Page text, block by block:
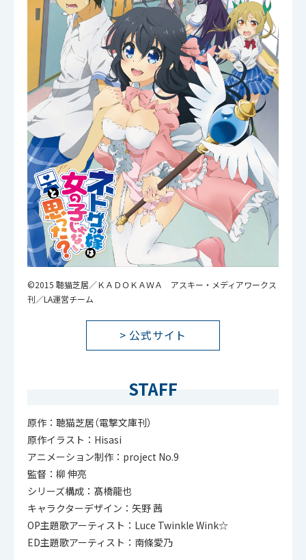
©2015 聴猫芝居／ＫＡＤＯＫＡＷＡ アスキー・メディアワークス
刊／LA運営チーム
> 公式サイト
STAFF
原作：聴猫芝居（電撃文庫刊）
原作イラスト：Hisasi
アニメーション制作：project No.9
監督：柳 伸亮
シリーズ構成：髙橋龍也
キャラクターデザイン：矢野 茜
OP主題歌アーティスト：Luce Twinkle Wink☆
ED主題歌アーティスト：南條愛乃